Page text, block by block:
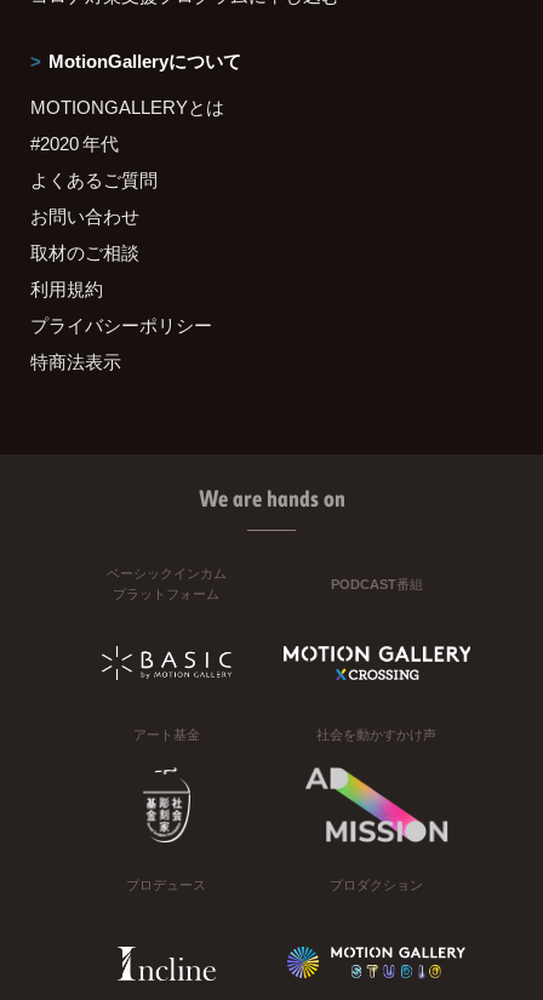
MotionGalleryについて
MOTIONGALLERYとは
#2020 年代
よくあるご質問
お問い合わせ
取材のご相談
利用規約
プライバシーポリシー
特商法表示
We are hands on
ベーシックインカム
プラットフォーム
PODCAST番組
アート基金 社会を動かすかけ声
プロデュース プロダクション